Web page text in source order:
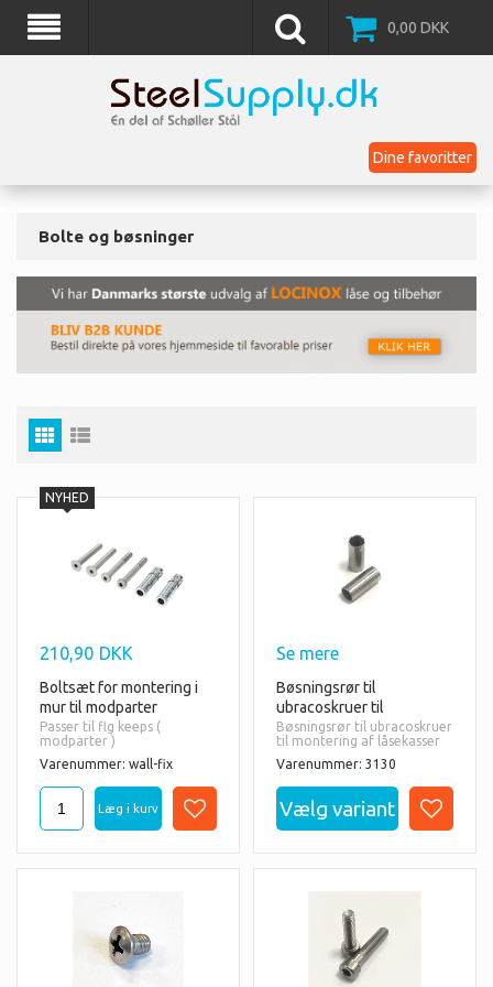
0,00 DKK
Dine favoritter
Bolte og bøsninger
210,90 DKK
Boltsæt for montering i
mur til modparter
Passer til flg keeps (
modparter )
SAKL, SHKL, SMKL, SFKB,
SFKP
og alle modulec - keeps
Varenummer: wall-fix
Se mere
Bøsningsrør til
ubracoskruer til
montering af låsekasser
Bøsningsrør til ubracoskruer
til montering af låsekasser
Vælg mellem 40,50,eller
60mm
Prisen er pr. stk
Varenummer: 3130